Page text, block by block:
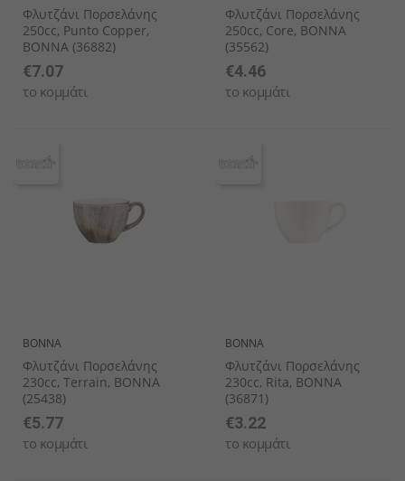
Φλυτζάνι Πορσελάνης
250cc, Punto Copper,
BONNA (36882)
€7.07
το κομμάτι
Φλυτζάνι Πορσελάνης
250cc, Core, BONNA
(35562)
€4.46
το κομμάτι
BONNA
Φλυτζάνι Πορσελάνης
230cc, Terrain, BONNA
(25438)
€5.77
το κομμάτι
BONNA
Φλυτζάνι Πορσελάνης
230cc, Rita, BONNA
(36871)
€3.22
το κομμάτι